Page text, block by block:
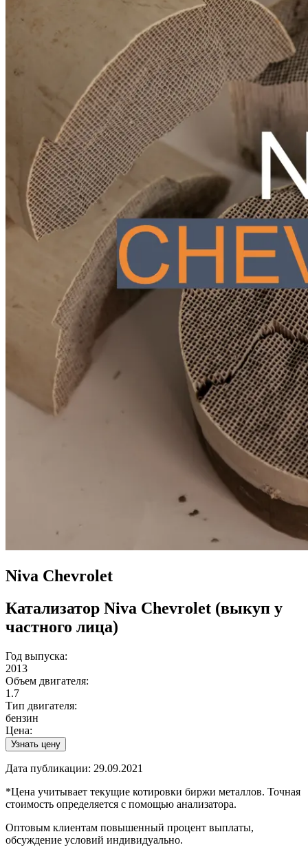
Niva Chevrolet
Катализатор Niva Chevrolet (выкуп у
частного лица)
Год выпуска:
2013
Объем двигателя:
1.7
Тип двигателя:
бензин
Цена:
Узнать цену
Дата публикации: 29.09.2021
*Цена учитывает текущие котировки биржи металлов. Точная
стоимость определяется с помощью анализатора.
Оптовым клиентам повышенный процент выплаты,
обсуждение условий индивидуально.